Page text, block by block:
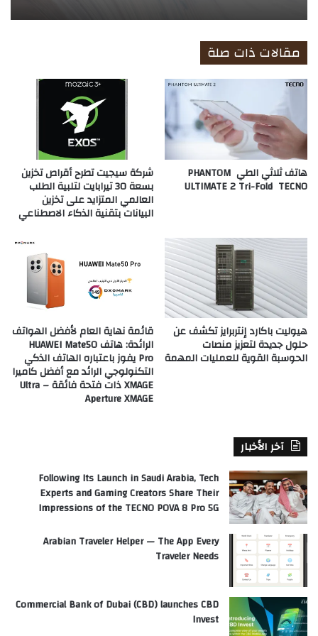
مقالات ذات صلة
هاتف ثلاثي الطي PHANTOM
ULTIMATE 2 Tri-Fold TECNO
شركة سيجيت تطرح أقراص تخزين
بسعة 30 تيرابايت لتلبية الطلب
العالمي المتزايد على تخزين
البيانات بتقنية الذكاء الاصطناعي
هيوليت باكارد إنتربرايز تكشف عن
حلول جديدة لتعزيز منصات
الحوسبة القوية للعمليات المهمة
قائمة نهاية العام لأفضل الهواتف
الرائدة: هاتف HUAWEI Mate50
Pro يفوز باعتباره الهاتف الذكي
التكنولوجي الرائد مع أفضل كاميرا
XMAGE ذات فتحة فائقة – Ultra
Aperture XMAGE
آخر الأخبار
Following Its Launch in Saudi Arabia, Tech
Experts and Gaming Creators Share Their
Impressions of the TECNO POVA 8 Pro 5G
Arabian Traveler Helper — The App Every
Traveler Needs
Commercial Bank of Dubai (CBD) launches CBD
Invest